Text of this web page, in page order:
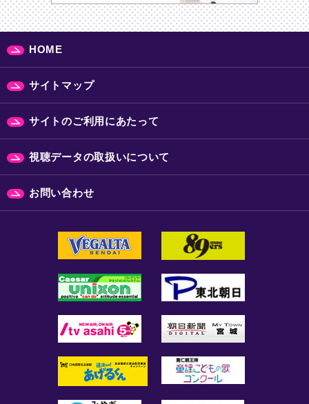
HOME
サイトマップ
サイトのご利用にあたって
視聴データの取扱いについて
お問い合わせ